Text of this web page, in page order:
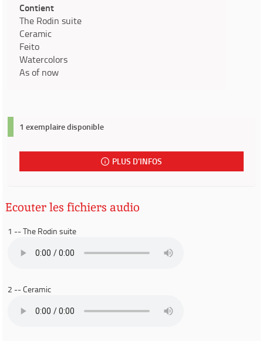
Contient
The Rodin suite
Ceramic
Feito
Watercolors
As of now
1 exemplaire disponible
PLUS D'INFOS
Ecouter les fichiers audio
1 -- The Rodin suite
2 -- Ceramic